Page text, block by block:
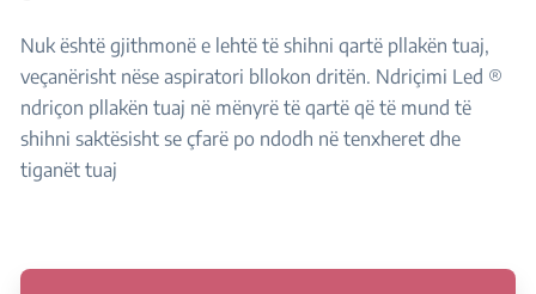
Nuk është gjithmonë e lehtë të shihni qartë pllakën tuaj,
veçanërisht nëse aspiratori bllokon dritën. Ndriçimi Led ®
ndriçon pllakën tuaj në mënyrë të qartë që të mund të
shihni saktësisht se çfarë po ndodh në tenxheret dhe
tiganët tuaj